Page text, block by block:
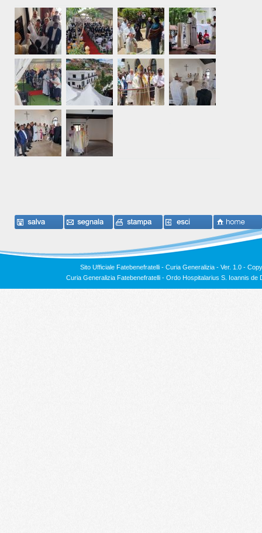
Sito Ufficiale Fatebenefratelli - Curia Generalizia - Ver. 1.0 -
Curia Generalizia Fatebenefratelli - Ordo Hospitalarius S. Ioannis